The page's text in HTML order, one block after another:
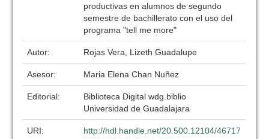
productivas en alumnos de segundo
semestre de bachillerato con el uso del
programa "tell me more"
Autor: Rojas Vera, Lizeth Guadalupe
Asesor: Maria Elena Chan Nuñez
Editorial:
Biblioteca Digital wdg.biblio
Universidad de Guadalajara
URI:
http://hdl.handle.net/20.500.12104/46717